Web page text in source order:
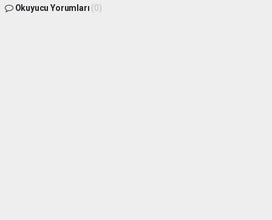
Okuyucu Yorumları (0)